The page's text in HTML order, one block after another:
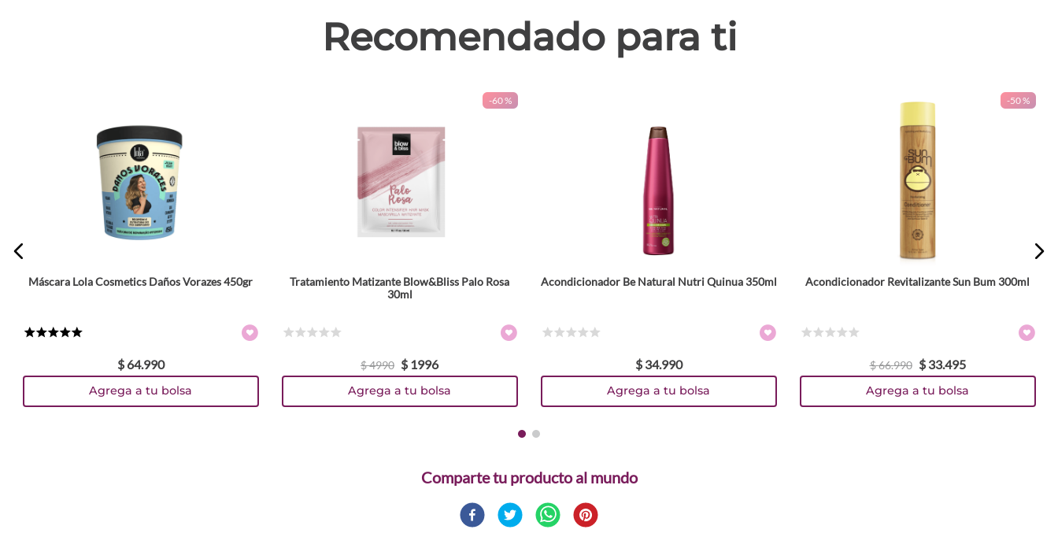
Recomendado para ti
Máscara Lola Cosmetics Daños Vorazes 450gr
$ 64.990
Agrega a tu bolsa
-60 %
Tratamiento Matizante Blow&Bliss Palo Rosa
30ml
$4990 $ 1996
Agrega a tu bolsa
Acondicionador Be Natural Nutri Quinua 350ml
$ 34.990
Agrega a tu bolsa
-50 %
Acondicionador Revitalizante Sun Bum 300ml
$66.990 $ 33.495
Agrega a tu bolsa
Comparte